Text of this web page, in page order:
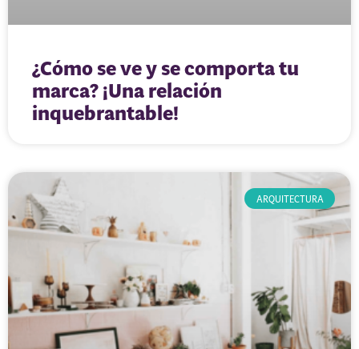
¿Cómo se ve y se comporta tu
marca? ¡Una relación
inquebrantable!
ARQUITECTURA